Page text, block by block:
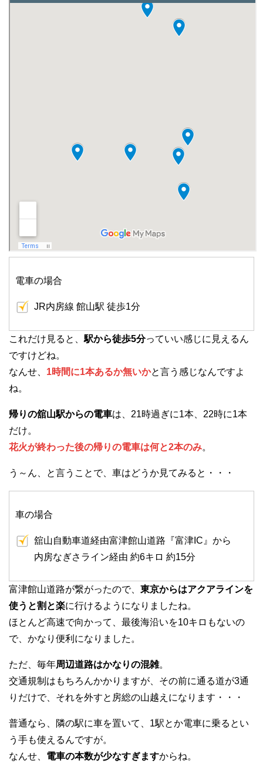
電車の場合
JR内房線 館山駅 徒歩1分
これだけ見ると、駅から徒歩5分っていい感じに見えるん
ですけどね。
なんせ、 1時間に1本あるか無いかと言う感じなんですよ
ね。
帰りの舘山駅からの電車は、21時過ぎに1本、22時に1本
だけ。
花火が終わった後の帰りの電車は何と2本のみ。
う～ん、と言うことで、車はどうか見てみると・・・
車の場合
舘山自動車道経由富津館山道路『富津IC』から
内房なぎさライン経由 約6キロ 約15分
富津館山道路が繋がったので、 東京からはアクアラインを
使うと割と楽に行けるようになりましたね。
ほとんど高速で向かって、最後海沿いを10キロもないの
で、かなり便利になりました。
ただ、毎年周辺道路はかなりの混雑。
交通規制はもちろんかかりますが、その前に通る道が3通
りだけで、それを外すと房総の山越えになります・・・
普通なら、隣の駅に車を置いて、1駅とか電車に乗るとい
う手も使えるんですが。
なんせ、 電車の本数が少なすぎますからね。